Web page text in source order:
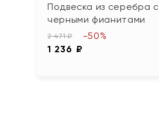
Подвеска из серебра с
черными фианитами
2 471 ₽
1 236 ₽
-50%